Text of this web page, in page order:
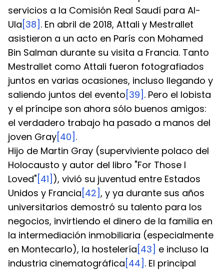
servicios a la Comisión Real Saudí para Al-
Ula [38] . En abril de 2018, Attali y Mestrallet
asistieron a un acto en París con Mohamed
Bin Salman durante su visita a Francia. Tanto
Mestrallet como Attali fueron fotografiados
juntos en varias ocasiones, incluso llegando y
saliendo juntos del evento [39] . Pero el lobista
y el príncipe son ahora sólo buenos amigos:
el verdadero trabajo ha pasado a manos del
joven Gray[40] .
Hijo de Martin Gray (superviviente polaco del
Holocausto y autor del libro "For Those I
Loved" [41] ), vivió su juventud entre Estados
Unidos y Francia [42], y ya durante sus años
universitarios demostró su talento para los
negocios, invirtiendo el dinero de la familia en
la intermediación inmobiliaria (especialmente
en Montecarlo), la hostelería [43] e incluso la
industria cinematográfica [44] . El principal